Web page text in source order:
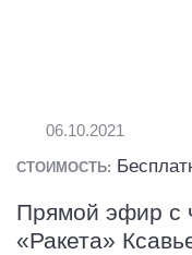
06.10.2021
СТОИМОСТЬ:
Прямой эфир с
«Ракета»